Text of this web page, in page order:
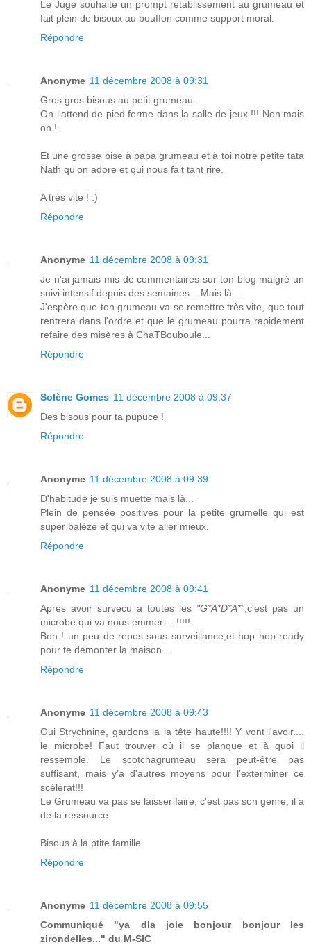
Le Juge souhaite un prompt rétablissement au grumeau et
fait plein de bisoux au bouffon comme support moral.
Répondre
Anonyme 11 décembre 2008 à 09:31
Gros gros bisous au petit grumeau.
On l'attend de pied ferme dans la salle de jeux !!! Non mais
oh !
Et une grosse bise à papa grumeau et à toi notre petite tata
Nath qu'on adore et qui nous fait tant rire.
A très vite ! :)
Répondre
Anonyme 11 décembre 2008 à 09:31
Je n'ai jamais mis de commentaires sur ton blog malgré un
suivi intensif depuis des semaines... Mais là...
J'espère que ton grumeau va se remettre très vite, que tout
rentrera dans l'ordre et que le grumeau pourra rapidement
refaire des misères à ChaTBouboule...
Répondre
Solène Gomes 11 décembre 2008 à 09:37
Des bisous pour ta pupuce !
Répondre
Anonyme 11 décembre 2008 à 09:39
D'habitude je suis muette mais là...
Plein de pensée positives pour la petite grumelle qui est
super balèze et qui va vite aller mieux.
Répondre
Anonyme 11 décembre 2008 à 09:41
Apres avoir survecu a toutes les "G*A*D*A*",c'est pas un
microbe qui va nous emmer--- !!!!!
Bon ! un peu de repos sous surveillance,et hop hop ready
pour te demonter la maison...
Répondre
Anonyme 11 décembre 2008 à 09:43
Oui Strychnine, gardons la la tête haute!!!! Y vont l'avoir....
le microbe! Faut trouver où il se planque et à quoi il
ressemble. Le scotchagrumeau sera peut-être pas
suffisant, mais y'a d'autres moyens pour l'exterminer ce
scélérat!!!
Le Grumeau va pas se laisser faire, c'est pas son genre, il a
de la ressource.
Bisous à la ptite famille
Répondre
Anonyme 11 décembre 2008 à 09:55
Communiqué "ya dla joie bonjour bonjour les
zirondelles..." du M-SIC